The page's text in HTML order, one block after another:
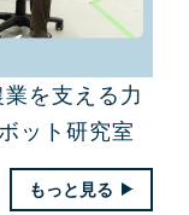
を支える力
ット研究室
もっと見る